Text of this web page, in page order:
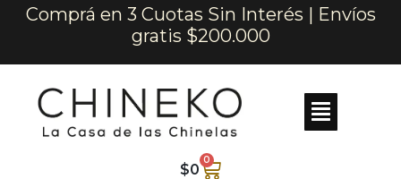
Comprá en 3 Cuotas Sin Interés | Envíos
gratis $200.000
$0
0